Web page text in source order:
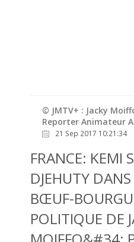
© JMTV+ : Jacky
Reporter Animateur
21 Sep 2017 10:21:34
FRANCE: KEMI
DJEHUTY
BŒUF-
POLITIQUE DE